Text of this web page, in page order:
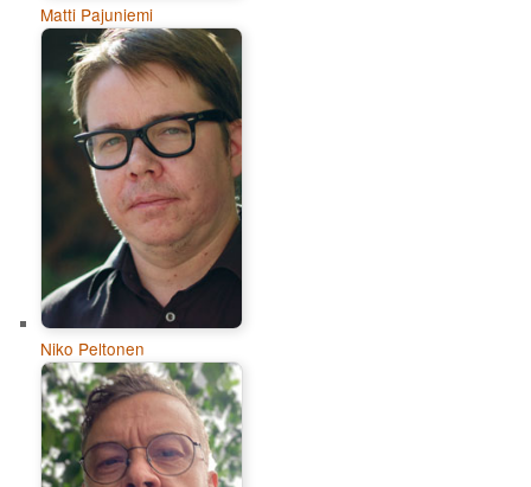
Matti Pajuniemi
Niko Peltonen